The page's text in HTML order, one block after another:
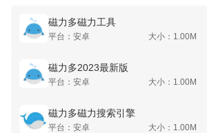
磁力多磁力工具
平台：安卓 大小：1.00M
磁力多2023最新版
平台：安卓 大小：1.00M
磁力多磁力搜索引擎
平台：安卓 大小：1.00M